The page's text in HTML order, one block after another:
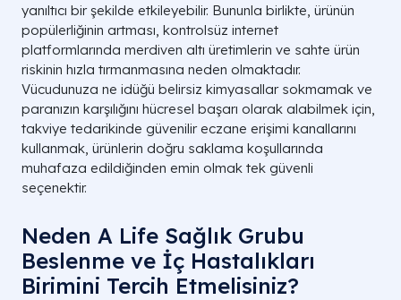
yanıltıcı bir şekilde etkileyebilir. Bununla birlikte, ürünün
popülerliğinin artması, kontrolsüz internet
platformlarında merdiven altı üretimlerin ve sahte ürün
riskinin hızla tırmanmasına neden olmaktadır.
Vücudunuza ne idüğü belirsiz kimyasallar sokmamak ve
paranızın karşılığını hücresel başarı olarak alabilmek için,
takviye tedarikinde güvenilir eczane erişimi kanallarını
kullanmak, ürünlerin doğru saklama koşullarında
muhafaza edildiğinden emin olmak tek güvenli
seçenektir.
Neden A Life Sağlık Grubu
Beslenme ve İç Hastalıkları
Birimini Tercih Etmelisiniz?